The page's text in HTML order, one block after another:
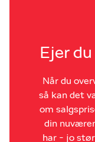
Ejer
Når du
så kan det
om
din
har - jo